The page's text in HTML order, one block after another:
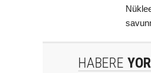
HABERE